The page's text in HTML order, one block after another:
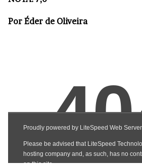
Por Éder de Oliveira